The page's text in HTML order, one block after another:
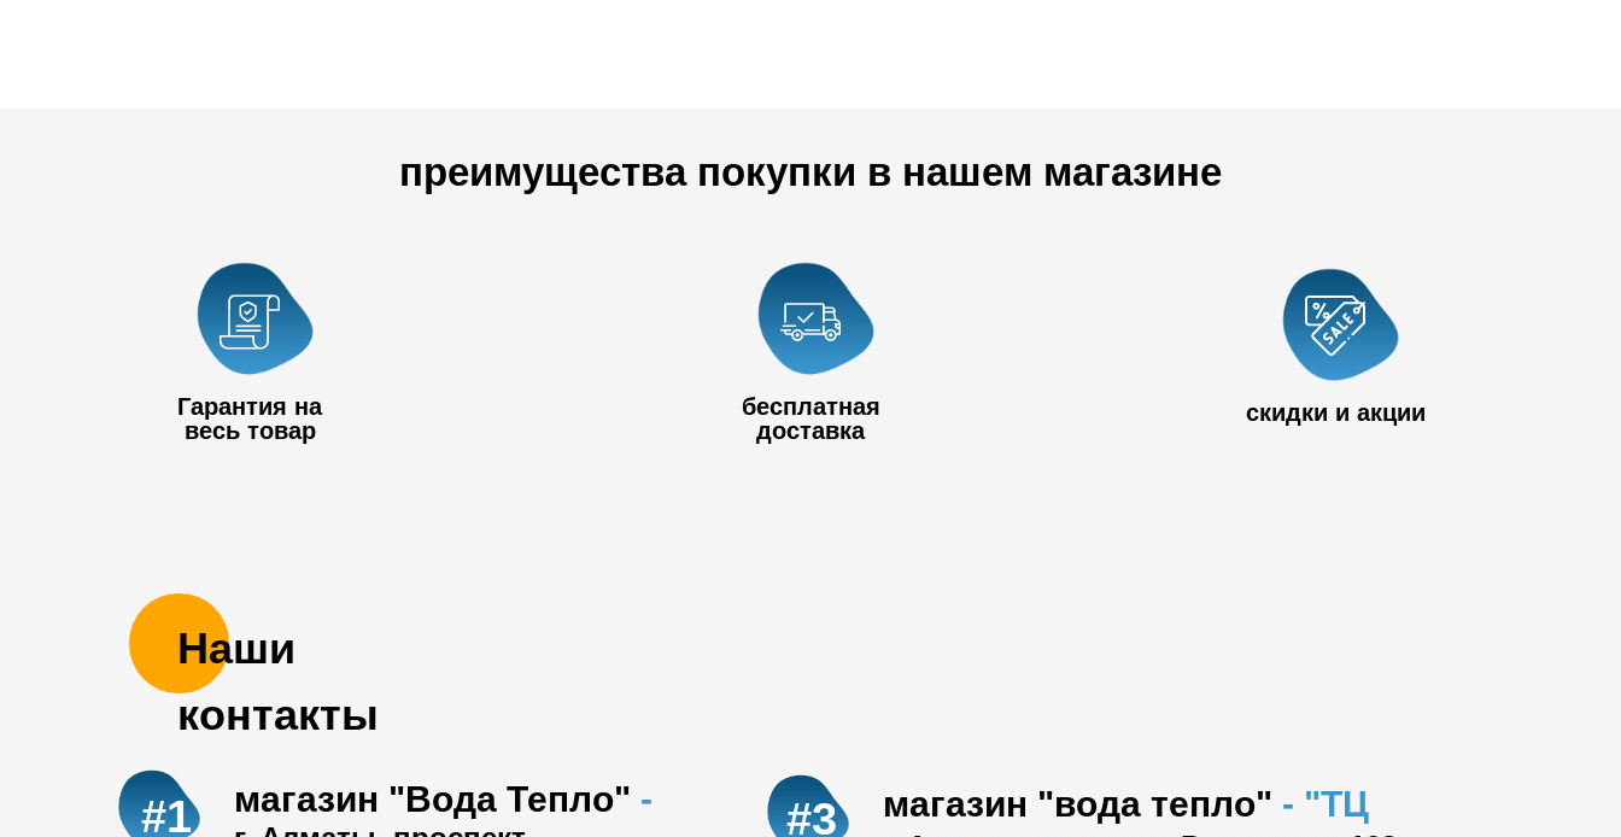
преимущества покупки в нашем магазине
Гарантия на
весь товар
бесплатная
доставка
скидки и акции
Наши
контакты
магазин "Вода Тепло" -
#1 магазин "вода тепло" - "ТЦ
#3
+7 727 390 50
32